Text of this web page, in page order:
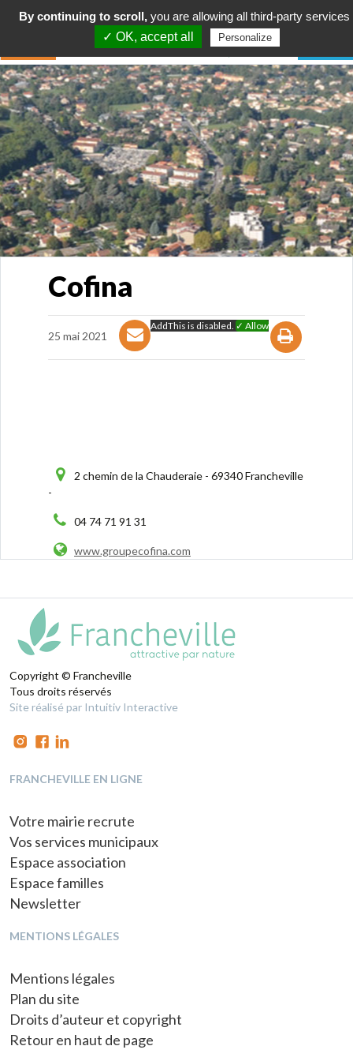
Cofina
25 mai 2021
AddThis is disabled. ✓ Allow
2 chemin de la Chauderaie - 69340 Francheville
-
04 74 71 91 31
www.groupecofina.com
Copyright © Francheville
Tous droits réservés
Site réalisé par Intuitiv Interactive
FRANCHEVILLE EN LIGNE
Votre mairie recrute
Vos services municipaux
Espace association
Espace familles
Newsletter
MENTIONS LÉGALES
Mentions légales
Plan du site
Droits d’auteur et copyright
Retour en haut de page
By continuing to scroll, you are allowing all third-party services
✓ OK, accept all
Personalize